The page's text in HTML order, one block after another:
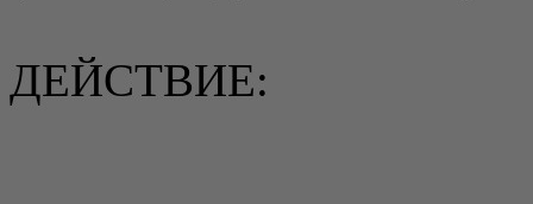
ДЕЙСТВИЕ: